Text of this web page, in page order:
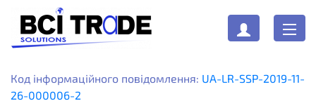
Код інформаційного повідомлення: UA-LR-SSP-2019-11-
26-000006-2